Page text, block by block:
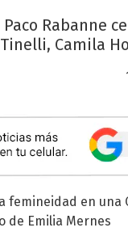
Rabanne
Tinelli, Camila